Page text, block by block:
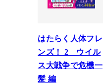
はたらく人体フレ
ンズ！ 2 ウイル
ス大戦争で危機一
髪 編